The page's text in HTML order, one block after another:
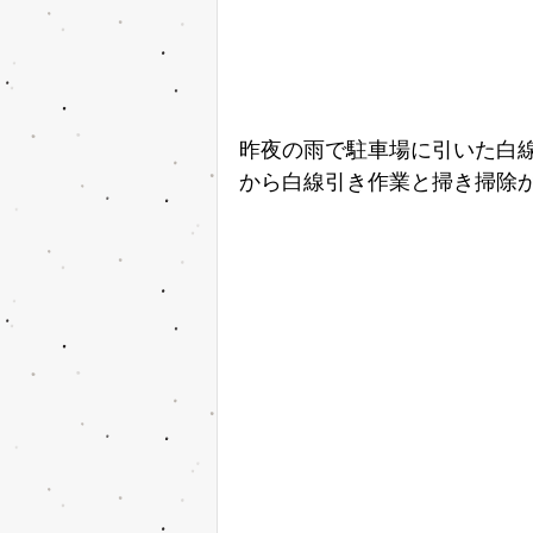
昨夜の雨で駐車場に引いた白
から白線引き作業と掃き掃除